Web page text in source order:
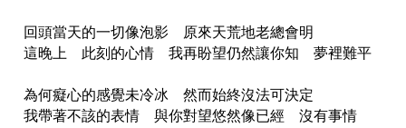
回頭當天的一切像泡影 原來天荒地老總會明
這晚上 此刻的心情 我再盼望仍然讓你知 夢裡難平
為何癡心的感覺未冷冰 然而始終沒法可決定
我帶著不該的表情 與你對望悠然像已經 沒有事情